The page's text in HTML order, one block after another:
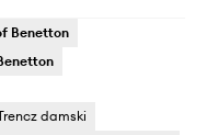
Benetton
damski